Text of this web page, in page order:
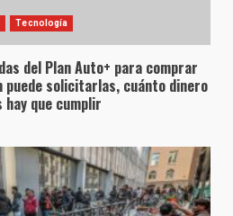
Tecnología
del Plan Auto+ para comprar
solicitarlas, cuánto dinero
que cumplir